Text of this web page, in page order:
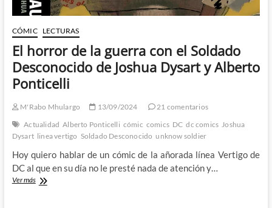
CÓMIC LECTURAS
El horror de la guerra con el Soldado
Desconocido de Joshua Dysart y Alberto
Ponticelli
M'Rabo Mhulargo 13/09/2024
21 comentarios
Actualidad Alberto Ponticelli cómic comics DC dc comics Joshua
Dysart linea vertigo Soldado Desconocido unknow soldier
Hoy quiero hablar de un cómic de la añorada línea Vertigo de
DC al que en su día no le presté nada de atención y…
Ver másEl